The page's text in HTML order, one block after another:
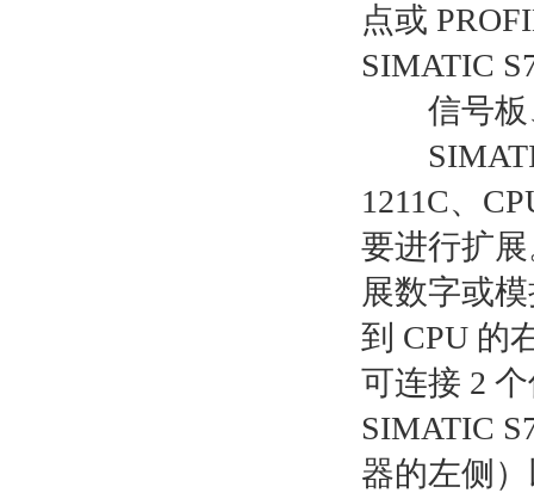
点或
SIMATIC
信号板
SIMATIC
1211C、
要进行扩
展数字或
到 CPU 的
可连接 2
SIMATIC
器的左侧